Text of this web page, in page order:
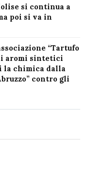
si continua a
poi si va in
“Tartufo
aromi sintetici
la chimica dalla
contro gli